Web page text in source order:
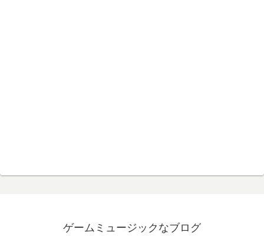
ゲームミュージックなブログ